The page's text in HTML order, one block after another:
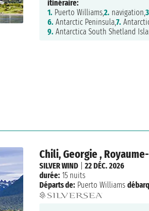
itinéraire:
1. Puerto Williams,2. navigation,
6. Antarctic Peninsula,7.
9. Antarctica South Shetland
Chili, Georgie ,
SILVER WIND| 22 DÉC. 2026
durée: 15 nuits
Départs de: Puerto Williams